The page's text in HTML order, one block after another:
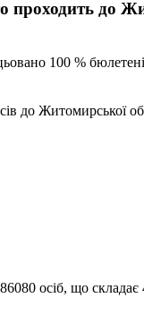
проходить до
100 %
до Житомирської
осіб, що складає